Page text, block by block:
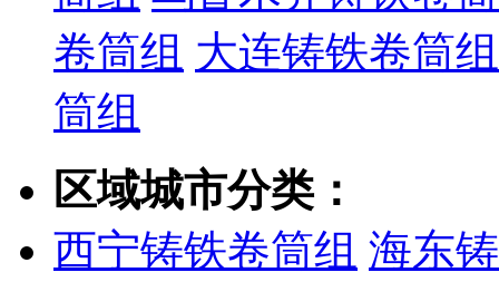
卷筒组 大连铸铁卷筒组
筒组
区域城市分类：
西宁铸铁卷筒组 海东